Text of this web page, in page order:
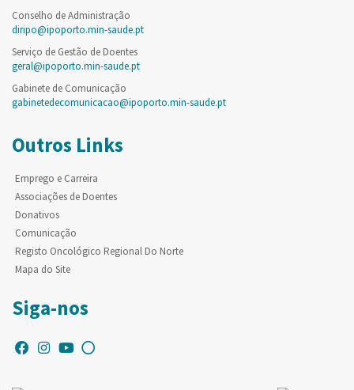
Conselho de Administração
diripo@ipoporto.min-saude.pt
Serviço de Gestão de Doentes
geral@ipoporto.min-saude.pt
Gabinete de Comunicação
gabinetedecomunicacao@ipoporto.min-saude.pt
Outros Links
Emprego e Carreira
Associações de Doentes
Donativos
Comunicação
Registo Oncológico Regional Do Norte
Mapa do Site
Siga-nos